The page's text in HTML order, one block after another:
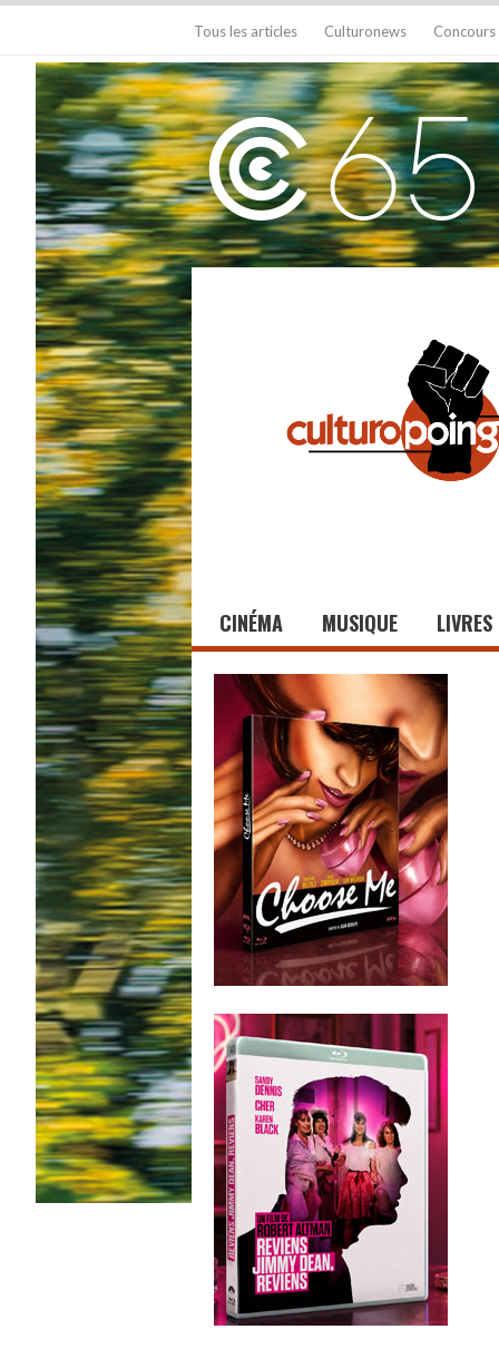
Tous les articles Culturonews Concours
CINÉMA MUSIQUE LIVRES